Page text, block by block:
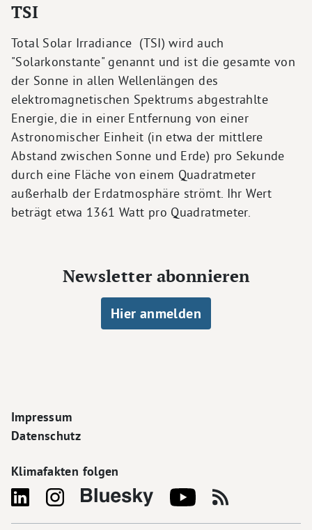
TSI
Total Solar Irradiance (TSI) wird auch
"Solarkonstante" genannt und ist die gesamte von
der Sonne in allen Wellenlängen des
elektromagnetischen Spektrums abgestrahlte
Energie, die in einer Entfernung von einer
Astronomischer Einheit (in etwa der mittlere
Abstand zwischen Sonne und Erde) pro Sekunde
durch eine Fläche von einem Quadratmeter
außerhalb der Erdatmosphäre strömt. Ihr Wert
beträgt etwa 1361 Watt pro Quadratmeter.
Newsletter abonnieren
Hier anmelden
Footer Navigation
Impressum
Datenschutz
Klimafakten folgen